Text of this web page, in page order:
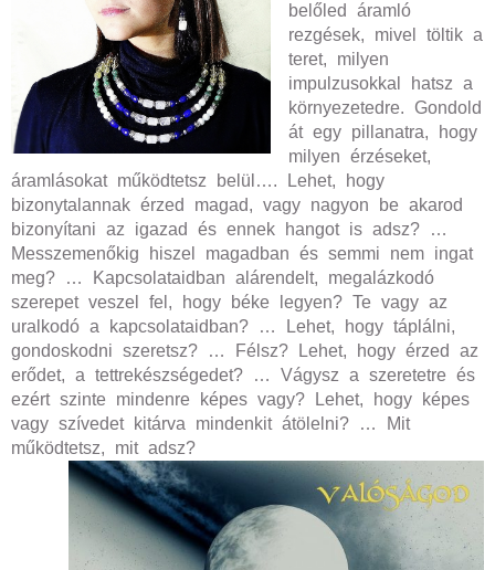
belőled áramló
rezgések, mivel töltik a
teret, milyen
impulzusokkal hatsz a
környezetedre. Gondold
át egy pillanatra, hogy
milyen érzéseket,
áramlásokat működtetsz belül…. Lehet, hogy
bizonytalannak érzed magad, vagy nagyon be akarod
bizonyítani az igazad és ennek hangot is adsz? …
Messzemenőkig hiszel magadban és semmi nem ingat
meg? … Kapcsolataidban alárendelt, megalázkodó
szerepet veszel fel, hogy béke legyen? Te vagy az
uralkodó a kapcsolataidban? … Lehet, hogy táplálni,
gondoskodni szeretsz? … Félsz? Lehet, hogy érzed az
erődet, a tettrekészségedet? … Vágysz a szeretetre és
ezért szinte mindenre képes vagy? Lehet, hogy képes
vagy szívedet kitárva mindenkit átölelni? … Mit
működtetsz, mit adsz?